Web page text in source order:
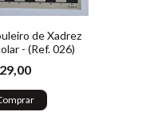
de Xadrez
- (Ref. 026)